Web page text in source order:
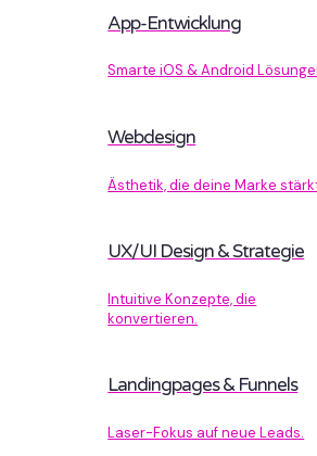
App-Entwicklung
Smarte iOS & Android
Webdesign
Ästhetik, die deine Marke
UX/UI Design & Strategie
Intuitive Konzepte, die
konvertieren.
Landingpages & Funnels
Laser-Fokus auf neue Leads.